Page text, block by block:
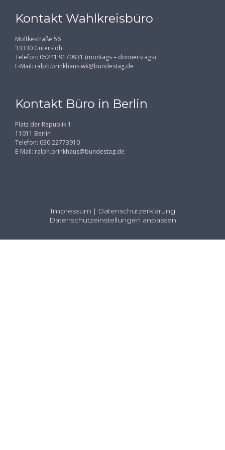
Kontakt Wahlkreisbüro
Moltkestraße 56
33330 Gütersloh
Telefon: 05241 9170931 (montags – donnerstags)
E-Mail: ralph.brinkhaus.wk@bundestag.de
Kontakt Büro in Berlin
Platz der Republik 1
11011 Berlin
Telefon: 030 22773910
E-Mail: ralph.brinkhaus@bundestag.de
Impressum | Datenschutzerklärung
Datenschutzeinstellungen anpassen